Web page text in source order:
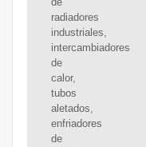
radiadores
industriales,
intercambiadores
de
calor,
tubos
aletados,
enfriadores
de